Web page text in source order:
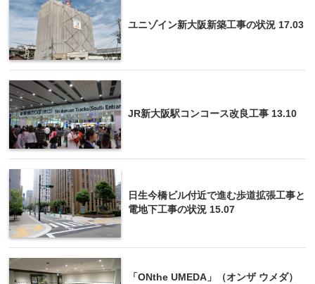
ユニゾイン新大阪新築工事の状況 17.03
JR新大阪駅コンコース改良工事 13.10
日生今橋ビル付近で進む歩道拡張工事と
電地下工事の状況 15.07
「ONthe UMEDA」（オンザ ウメダ）